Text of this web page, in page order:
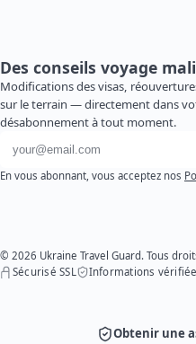
Des conseils voyage
Modifications des visas,
sur le terrain — directement dans
désabonnement à tout moment.
Adresse e-mail
En vous abonnant, vous acceptez nos
© 2026 Ukraine Travel Guard. Tous
Sécurisé SSL
Informations
Obtenir une